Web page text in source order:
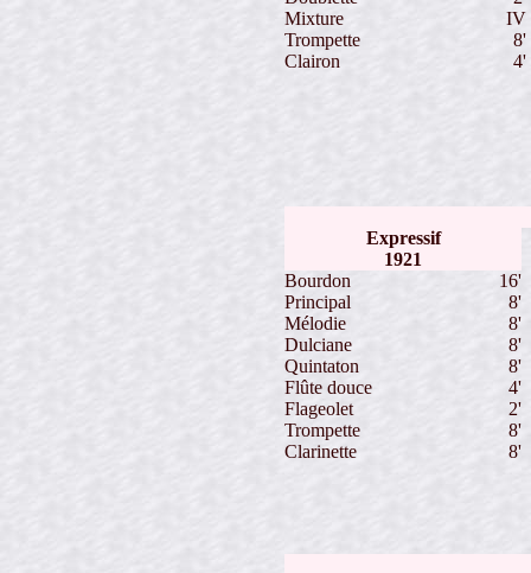
Mixture
IV
Trompette
8'
Clairon
4'
Expressif
1921
Bourdon
16'
Principal
8'
Mélodie
8'
Dulciane
8'
Quintaton
8'
Flûte douce
4'
Flageolet
2'
Trompette
8'
Clarinette
8'